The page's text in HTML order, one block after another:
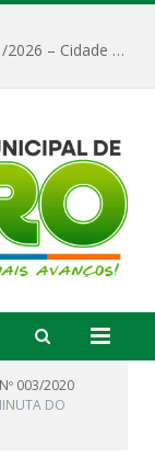
EDITAL DE CHAMAMENTO PÚBLICO Nº 01/2026 – Cidade de Faro
Nº 003/2020
DO